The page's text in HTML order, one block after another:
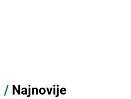
/ Najnovije